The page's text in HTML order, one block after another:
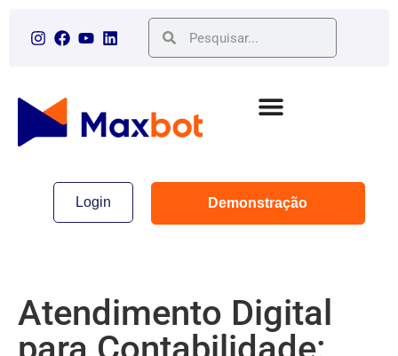
Login Demonstração
Atendimento Digital